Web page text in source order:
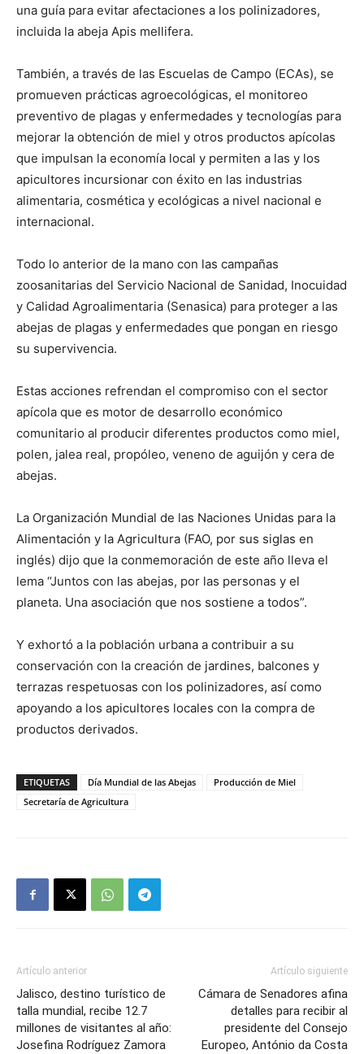
una guía para evitar afectaciones a los polinizadores,
incluida la abeja Apis mellifera.
También, a través de las Escuelas de Campo (ECAs), se
promueven prácticas agroecológicas, el monitoreo
preventivo de plagas y enfermedades y tecnologías para
mejorar la obtención de miel y otros productos apícolas
que impulsan la economía local y permiten a las y los
apicultores incursionar con éxito en las industrias
alimentaria, cosmética y ecológicas a nivel nacional e
internacional.
Todo lo anterior de la mano con las campañas
zoosanitarias del Servicio Nacional de Sanidad, Inocuidad
y Calidad Agroalimentaria (Senasica) para proteger a las
abejas de plagas y enfermedades que pongan en riesgo
su supervivencia.
Estas acciones refrendan el compromiso con el sector
apícola que es motor de desarrollo económico
comunitario al producir diferentes productos como miel,
polen, jalea real, propóleo, veneno de aguijón y cera de
abejas.
La Organización Mundial de las Naciones Unidas para la
Alimentación y la Agricultura (FAO, por sus siglas en
inglés) dijo que la conmemoración de este año lleva el
lema “Juntos con las abejas, por las personas y el
planeta. Una asociación que nos sostiene a todos”.
Y exhortó a la población urbana a contribuir a su
conservación con la creación de jardines, balcones y
terrazas respetuosas con los polinizadores, así como
apoyando a los apicultores locales con la compra de
productos derivados.
ETIQUETAS Día Mundial de las Abejas
Producción de Miel
Secretaría de Agricultura
Artículo anterior
Jalisco, destino turístico de
talla mundial, recibe 12.7
millones de visitantes al año:
Josefina Rodríguez Zamora
Artículo siguiente
Cámara de Senadores afina
detalles para recibir al
presidente del Consejo
Europeo, António da Costa